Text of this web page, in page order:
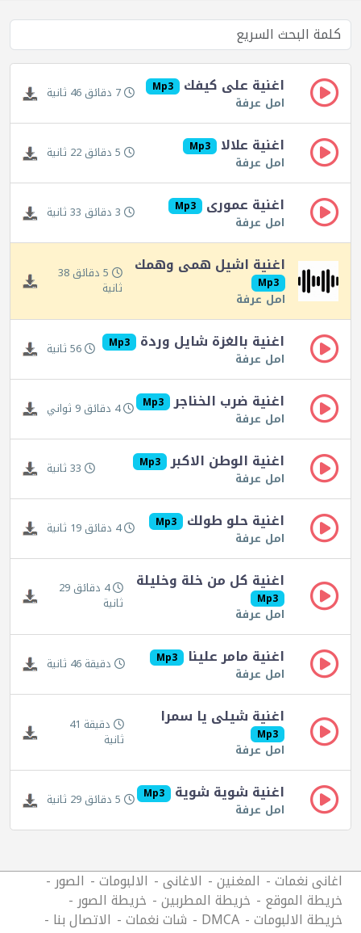
اغنية على كيفك Mp3
امل عرفة 7 دقائق 46 ثانية
اغنية علالا Mp3
امل عرفة 5 دقائق 22 ثانية
اغنية عمورى Mp3
امل عرفة 3 دقائق 33 ثانية
اغنية اشيل همى وهمك
Mp3
امل عرفة
5 دقائق 38
ثانية
اغنية بالغزة شايل وردة Mp3
امل عرفة 56 ثانية
اغنية ضرب الخناجر Mp3
امل عرفة 4 دقائق 9 ثواني
اغنية الوطن الاكبر Mp3
امل عرفة 33 ثانية
اغنية حلو طولك Mp3
امل عرفة 4 دقائق 19 ثانية
اغنية كل من خلة وخليلة
Mp3
امل عرفة
4 دقائق 29
ثانية
اغنية مامر علينا Mp3
امل عرفة دقيقة 46 ثانية
اغنية شيلى يا سمرا
Mp3
امل عرفة
دقيقة 41
ثانية
اغنية شوية شوية Mp3
امل عرفة 5 دقائق 29 ثانية
اغانى نغمات المغنين الاغانى الالبومات الصور
خريطة الموقع خريطة المطربين خريطة الصور
خريطة الالبومات DMCA شات نغمات الاتصال بنا